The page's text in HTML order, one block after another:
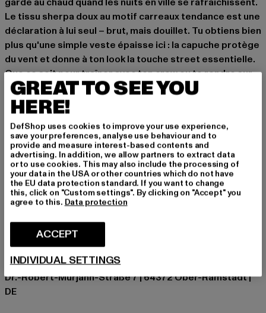
Le tissu sherpa doux au motif carreaux tendance est une
déclaration à lui seul – brut, mais douillet. Tu obtiens bien
plus qu'une simple veste épaisse ici : la capuche protège
du vent et donne à ton look la touche street essentielle.
Que ce soit pour traîner avec ton crew ou te rendre sur
scène, ce style move se met facilement en mode repeat
et te garde prêt(e) pour tout ce qui arrive.
Occasion: Street, Quotidien, Loisirs, Casual
Découpe: Capuche
Types de fermeture: Fermeture à glissière
Marque: Urban Classics
Catégorie: Vestes d'hiver
Couleur: schwarz, rot
Couleur du fabricant: firered/blk
Composition du matériau: 100% Polyester
Art.Nr: TB3056-01440
Fabricant: TB International GmbH |
Dr.-Robert-Murjahn-Straße 7 | 64372 Ober-Ramstadt |
DE
GREAT TO SEE YOU
HERE!
DefShop uses cookies to improve your use experience,
save your preferences, analyse use behaviour and to
provide and measure interest-based contents and
advertising. In addition, we allow partners to extract data
or to use cookies. This may also include the processing of
your data in the USA or other countries which do not have
the EU data protection standard. If you want to change
this, click on "Custom settings". By clicking on "Accept" you
agree to this. Data protection
ACCEPT
INDIVIDUAL SETTINGS